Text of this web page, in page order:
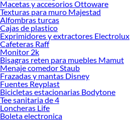
garantizada.
Macetas y accesorios Ottoware
Texturas para muro Majestad
Alfombras turcas
Cajas de plastico
Exprimidores y extractores Electrolux
Cafeteras Raff
Monitor 2k
Bisagras reten para muebles Mamut
Menaje comedor Staub
Frazadas y mantas Disney
Fuentes Reyplast
Bicicletas estacionarias Bodytone
Tee sanitaria de 4
Loncheras Life
Boleta electronica